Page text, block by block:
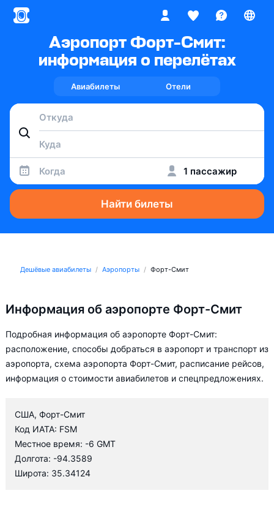
Аэропорт Форт-Смит:
информация о перелётах
Авиабилеты Отели
Когда 1 пассажир
Найти билеты
Дешёвые авиабилеты Аэропорты Форт-Смит
Информация об аэропорте Форт-Смит
Подробная информация об аэропорте Форт-Смит:
расположение, способы добраться в аэропорт и транспорт из
аэропорта, схема аэропорта Форт-Смит, расписание рейсов,
информация о стоимости авиабилетов и спецпредложениях.
США, Форт-Смит
Код ИАТА: FSM
Местное время: -6 GMT
Долгота: -94.3589
Широта: 35.34124